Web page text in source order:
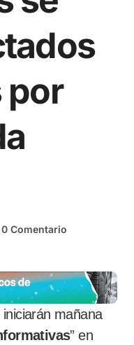
por
0 Comentario
iniciarán mañana
” en